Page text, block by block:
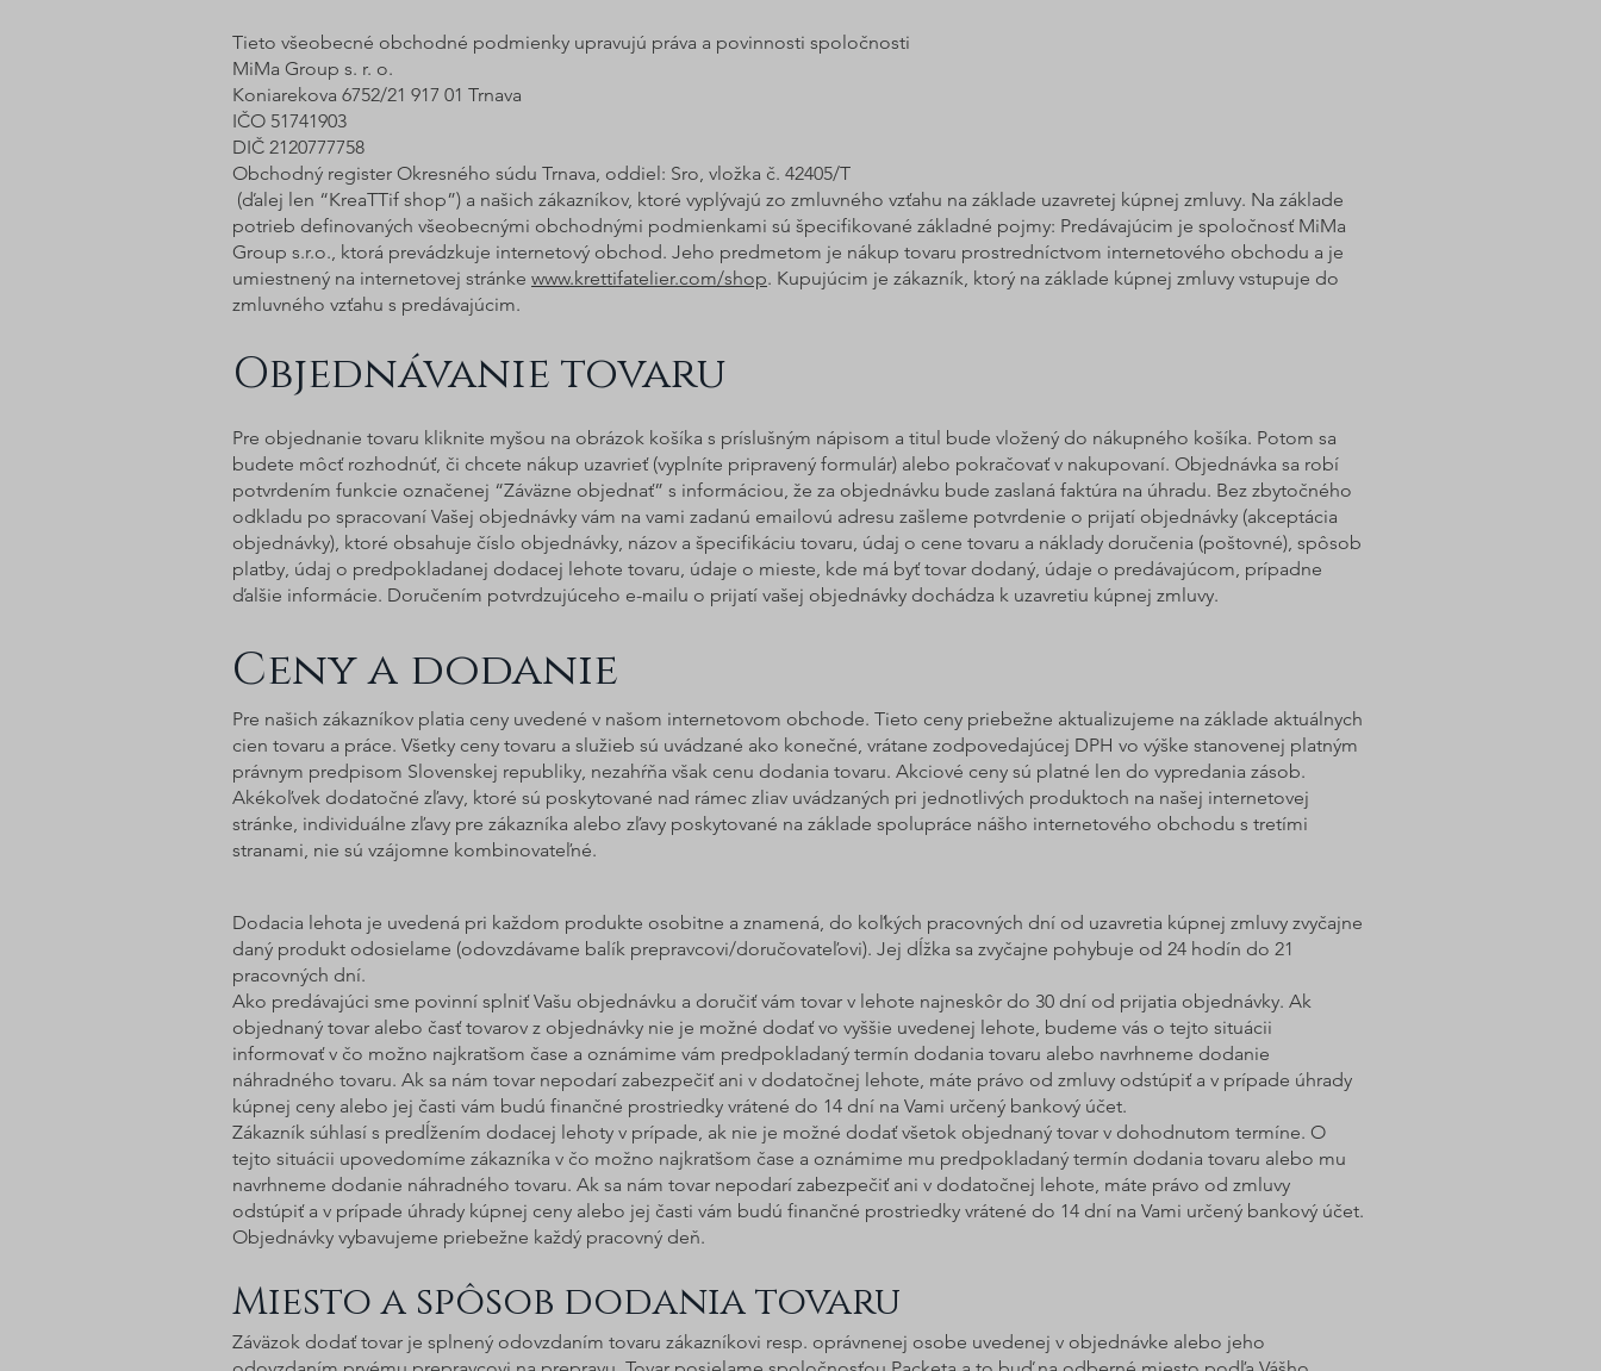
Tieto všeobecné obchodné podmienky upravujú práva a povinnosti spoločnosti
MiMa Group s. r. o.
Koniarekova 6752/21 917 01 Trnava
IČO 51741903
DIČ 2120777758
Obchodný register Okresného súdu Trnava, oddiel: Sro, vložka č. 42405/T
(ďalej len “KreaTTif shop”) a našich zákazníkov, ktoré vyplývajú zo zmluvného vzťahu na základe uzavretej kúpnej zmluvy. Na základe
potrieb definovaných všeobecnými obchodnými podmienkami sú špecifikované základné pojmy: Predávajúcim je spoločnosť MiMa
Group s.r.o., ktorá prevádzkuje internetový obchod. Jeho predmetom je nákup tovaru prostredníctvom internetového obchodu a je
umiestnený na internetovej stránke www.krettifatelier.com/shop. Kupujúcim je zákazník, ktorý na základe kúpnej zmluvy vstupuje do
zmluvného vzťahu s predávajúcim.
Objednávanie tovaru
Pre objednanie tovaru kliknite myšou na obrázok košíka s príslušným nápisom a titul bude vložený do nákupného košíka. Potom sa
budete môcť rozhodnúť, či chcete nákup uzavrieť (vyplníte pripravený formulár) alebo pokračovať v nakupovaní. Objednávka sa robí
potvrdením funkcie označenej “Záväzne objednať” s informáciou, že za objednávku bude zaslaná faktúra na úhradu. Bez zbytočného
odkladu po spracovaní Vašej objednávky vám na vami zadanú emailovú adresu zašleme potvrdenie o prijatí objednávky (akceptácia
objednávky), ktoré obsahuje číslo objednávky, názov a špecifikáciu tovaru, údaj o cene tovaru a náklady doručenia (poštovné), spôsob
platby, údaj o predpokladanej dodacej lehote tovaru, údaje o mieste, kde má byť tovar dodaný, údaje o predávajúcom, prípadne
ďalšie informácie. Doručením potvrdzujúceho e-mailu o prijatí vašej objednávky dochádza k uzavretiu kúpnej zmluvy.
Cenya dodanie
Pre našich zákazníkov platia ceny uvedené v našom internetovom obchode. Tieto ceny priebežne aktualizujeme na základe aktuálnych
cien tovaru a práce. Všetky ceny tovaru a služieb sú uvádzané ako konečné, vrátane zodpovedajúcej DPH vo výške stanovenej platným
právnym predpisom Slovenskej republiky, nezahŕňa však cenu dodania tovaru. Akciové ceny sú platné len do vypredania zásob.
Akékoľvek dodatočné zľavy, ktoré sú poskytované nad rámec zliav uvádzaných pri jednotlivých produktoch na našej internetovej
stránke, individuálne zľavy pre zákazníka alebo zľavy poskytované na základe spolupráce nášho internetového obchodu s tretími
stranami, nie sú vzájomne kombinovateľné.
Dodacia lehota je uvedená pri každom produkte osobitne a znamená, do koľkých pracovných dní od uzavretia kúpnej zmluvy zvyčajne
daný produkt odosielame (odovzdávame balík prepravcovi/doručovateľovi). Jej dĺžka sa zvyčajne pohybuje od 24 hodín do 21
pracovných dní.
Ako predávajúci sme povinní splniť Vašu objednávku a doručiť vám tovar v lehote najneskôr do 30 dní od prijatia objednávky. Ak
objednaný tovar alebo časť tovarov z objednávky nie je možné dodať vo vyššie uvedenej lehote, budeme vás o tejto situácii
informovať v čo možno najkratšom čase a oznámime vám predpokladaný termín dodania tovaru alebo navrhneme dodanie
náhradného tovaru. Ak sa nám tovar nepodarí zabezpečiť ani v dodatočnej lehote, máte právo od zmluvy odstúpiť a v prípade úhrady
kúpnej ceny alebo jej časti vám budú finančné prostriedky vrátené do 14 dní na Vami určený bankový účet.
Zákazník súhlasí s predĺžením dodacej lehoty v prípade, ak nie je možné dodať všetok objednaný tovar v dohodnutom termíne. O
tejto situácii upovedomíme zákazníka v čo možno najkratšom čase a oznámime mu predpokladaný termín dodania tovaru alebo mu
navrhneme dodanie náhradného tovaru. Ak sa nám tovar nepodarí zabezpečiť ani v dodatočnej lehote, máte právo od zmluvy
odstúpiť a v prípade úhrady kúpnej ceny alebo jej časti vám budú finančné prostriedky vrátené do 14 dní na Vami určený bankový účet.
Objednávky vybavujeme priebežne každý pracovný deň.
Miesto a spôsob dodania tovaru
Záväzok dodať tovar je splnený odovzdaním tovaru zákazníkovi resp. oprávnenej osobe uvedenej v objednávke alebo jeho